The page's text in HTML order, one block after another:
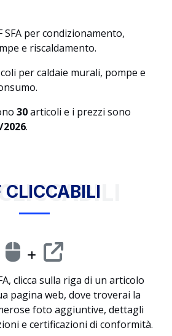
SFA per condizionamento,
e riscaldamento.
per caldaie murali, pompe e
30articoli e i prezzi sono
.
CLICCABILI
clicca sulla riga di un articolo
pagina web, dove troverai la
foto aggiuntive, dettagli
e certificazioni di conformità.